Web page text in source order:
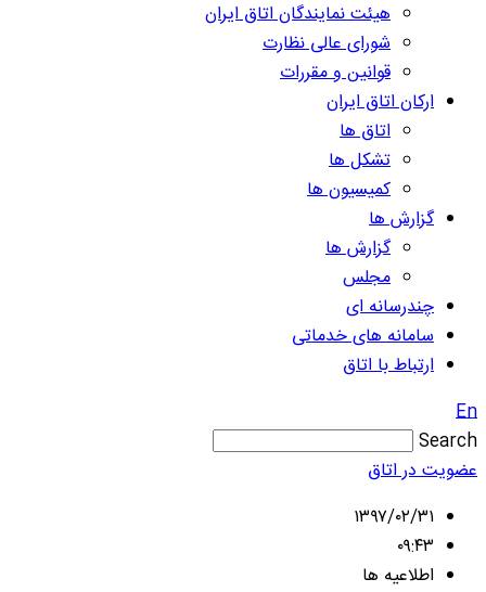
هیئت نمایندگان اتاق ایران
شورای عالی نظارت
قوانین و مقررات
ارکان اتاق ایران
اتاق ها
تشکل ها
کمیسیون ها
گزارش ها
گزارش ها
مجلس
چندرسانه ای
سامانه های خدماتی
ارتباط با اتاق
En
Search
عضویت در اتاق
۱۳۹۷/۰۲/۳۱
۰۹:۴۳
اطلاعیه ها